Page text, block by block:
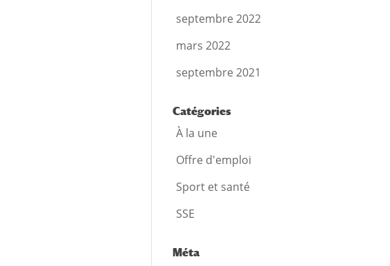
septembre 2022
mars 2022
septembre 2021
Catégories
À la une
Offre d'emploi
Sport et santé
SSE
Méta